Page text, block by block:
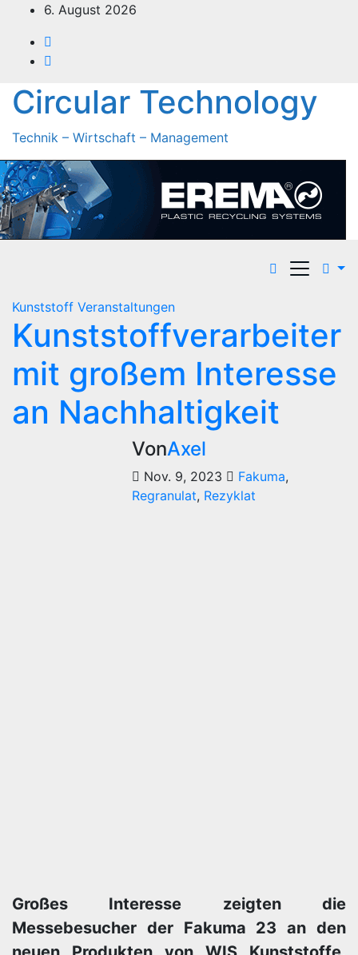
springen
6. August 2026
Circular Technology
Technik – Wirtschaft – Management
Kunststoff Veranstaltungen
Kunststoffverarbeiter
mit großem Interesse
an Nachhaltigkeit
VonAxel
Nov. 9, 2023 Fakuma,
Regranulat, Rezyklat
Großes Interesse zeigten die
Messebesucher der Fakuma 23 an den